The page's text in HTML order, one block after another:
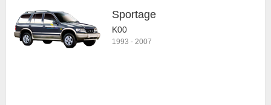
Sportage
K00
1993 - 2007